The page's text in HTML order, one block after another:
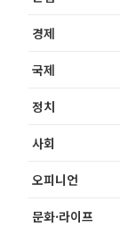
경제
국제
정치
사회
오피니언
문화·라이프